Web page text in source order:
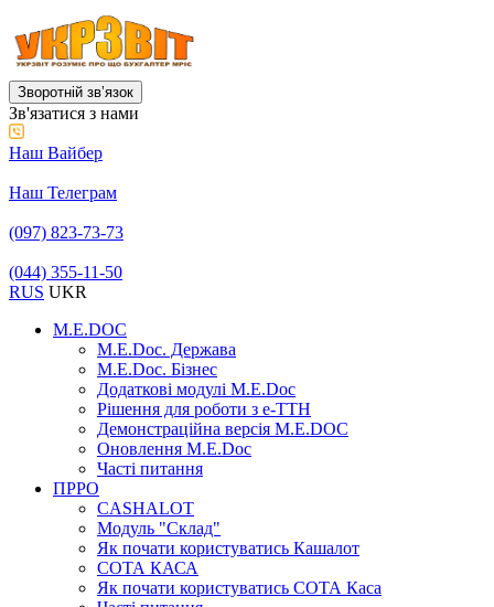
Зворотній звʼязок
Зв'язатися з нами
Наш Вайбер
Наш Телеграм
(097) 823-73-73
(044) 355-11-50
RUS UKR
M.E.DOC
M.E.Doc. Держава
M.E.Doc. Бізнес
Додаткові модулі M.E.Doc
Рішення для роботи з е-ТТН
Демонстраційна версія M.E.DOC
Оновлення M.E.Doc
Часті питання
ПРРО
CASHALOT
Модуль "Склад"
Як почати користуватись Кашалот
СОТА КАСА
Як почати користуватись СОТА Каса